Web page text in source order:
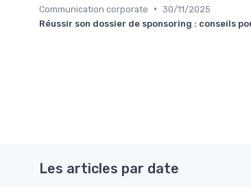
Communication corporate • 30/11/2025
Réussir son dossier de sponsoring : conseils
Les articles par date